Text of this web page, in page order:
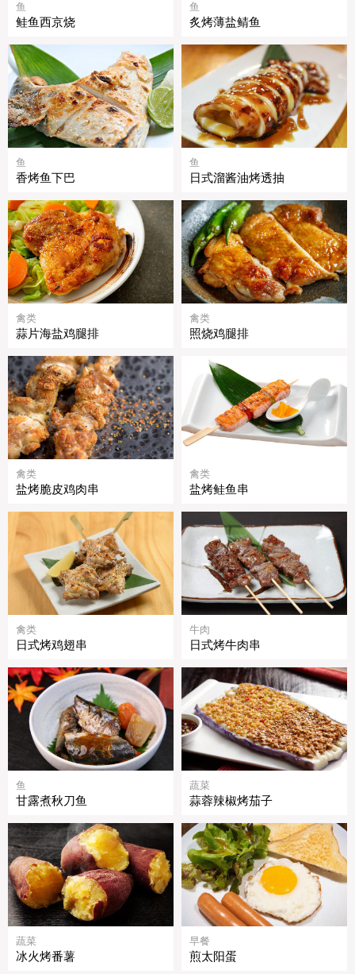
鱼
鲑鱼西京烧
鱼
炙烤薄盐鲭鱼
鱼
香烤鱼下巴
鱼
日式溜酱油烤透抽
禽类
蒜片海盐鸡腿排
禽类
照烧鸡腿排
禽类
盐烤脆皮鸡肉串
禽类
盐烤鲑鱼串
禽类
日式烤鸡翅串
牛肉
日式烤牛肉串
鱼
甘露煮秋刀鱼
蔬菜
蒜蓉辣椒烤茄子
蔬菜
冰火烤番薯
早餐
煎太阳蛋